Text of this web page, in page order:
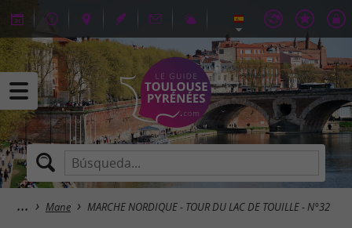
Mane MARCHE NORDIQUE - TOUR DU LAC DE TOUILLE - N°32